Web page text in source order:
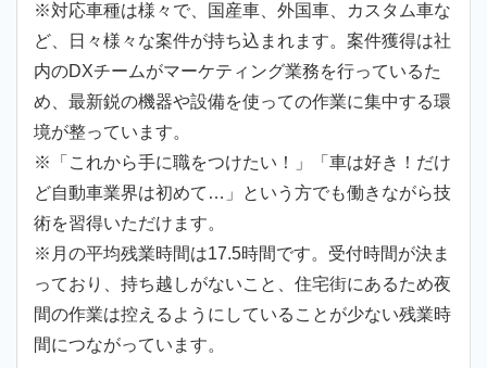
※対応車種は様々で、国産車、外国車、カスタム車な
ど、日々様々な案件が持ち込まれます。案件獲得は社
内のDXチームがマーケティング業務を行っているた
め、最新鋭の機器や設備を使っての作業に集中する環
境が整っています。
※「これから手に職をつけたい！」「車は好き！だけ
ど自動車業界は初めて…」という方でも働きながら技
術を習得いただけます。
※月の平均残業時間は17.5時間です。受付時間が決ま
っており、持ち越しがないこと、住宅街にあるため夜
間の作業は控えるようにしていることが少ない残業時
間につながっています。